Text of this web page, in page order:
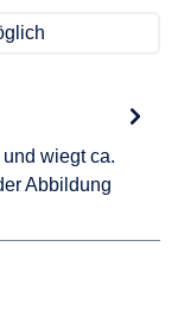
wiegt ca.
Abbildung